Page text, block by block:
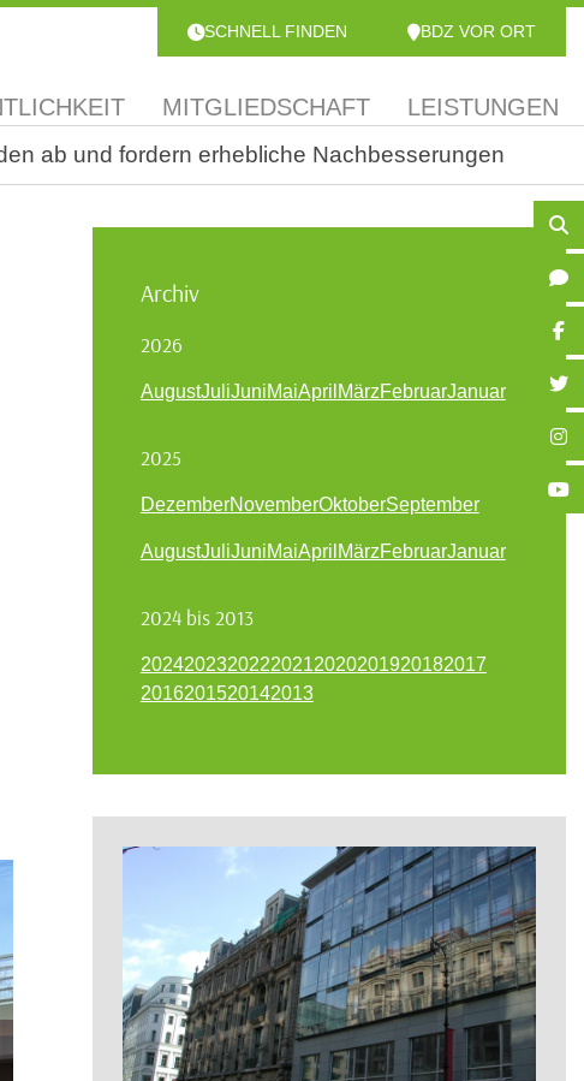
SCHNELL FINDEN BDZ VOR ORT
MITGLIEDSCHAFT LEISTUNGEN
ab und fordern erhebliche Nachbesserungen
Archiv
2026
AugustJuliJuniMaiApril MärzFebruarJanuar
2025
DezemberNovemberOktoberSeptember
AugustJuliJuniMaiApril MärzFebruarJanuar
2024 bis 2013
20242023202220212020201920182017
2016201520142013